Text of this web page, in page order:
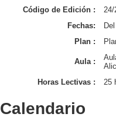
Código de Edición :
Fechas:
Plan :
Aula :
Horas Lectivas :
25
Calendario